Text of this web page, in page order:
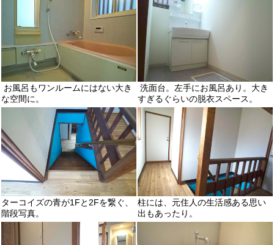
お風呂もワンルームにはない大き
な空間に。
洗面台。左手にお風呂あり。大き
すぎるぐらいの脱衣スペース。
ターコイズの青が1Fと2Fを繋ぐ、
階段写真。
柱には、元住人の生活感ある思い
出もあったり。